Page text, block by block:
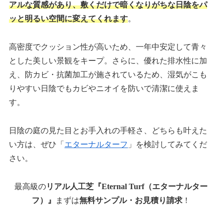
アルな質感があり、敷くだけで暗くなりがちな日陰をパ
ッと明るい空間に変えてくれます。
高密度でクッション性が高いため、一年中安定して青々
とした美しい景観をキープ。さらに、優れた排水性に加
え、防カビ・抗菌加工が施されているため、湿気がこも
りやすい日陰でもカビやニオイを防いで清潔に使えま
す。
日陰の庭の見た目とお手入れの手軽さ、どちらも叶えた
い方は、ぜひ「 エターナルターフ 」を検討してみてくだ
さい。
最高級のリアル人工芝『Eternal Turf（エターナルター
フ）』
まずは無料サンプル・お見積り請求 ！